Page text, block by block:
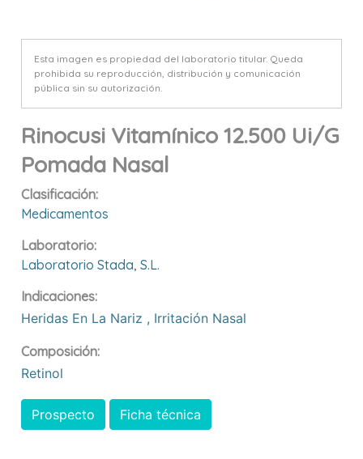
Esta imagen es propiedad del laboratorio titular. Queda
prohibida su reproducción, distribución y comunicación
pública sin su autorización.
Rinocusi Vitamínico 12.500 Ui/g
Pomada Nasal
Clasificación:
Medicamentos
Laboratorio:
Laboratorio Stada, S.l.
Indicaciones:
Heridas En La Nariz , Irritación Nasal
Composición:
Retinol
Prospecto Ficha técnica